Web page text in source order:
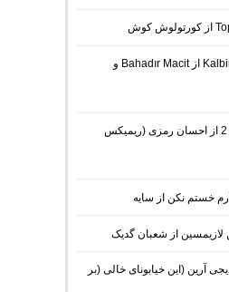
دانلود آهنگ ترکی Kalbine Sor از Bahadır Macit و
دانلود ریمیکس دیپ نایت 2 از احسان رمزی (ریمیکس
خستم نکن از سایه
لازیمسین از شعبان گدیک
آرین (این خیابونای خالی (بر